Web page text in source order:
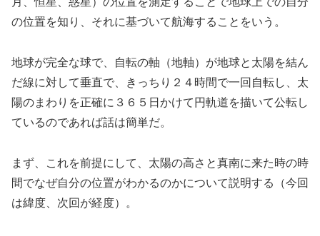
の位置を知り、それに基づいて航海することをいう。
地球が完全な球で、自転の軸（地軸）が地球と太陽を結ん
だ線に対して垂直で、きっちり２４時間で一回自転し、太
陽のまわりを正確に３６５日かけて円軌道を描いて公転し
ているのであれば話は簡単だ。
まず、これを前提にして、太陽の高さと真南に来た時の時
間でなぜ自分の位置がわかるのかについて説明する（今回
は緯度、次回が経度）。